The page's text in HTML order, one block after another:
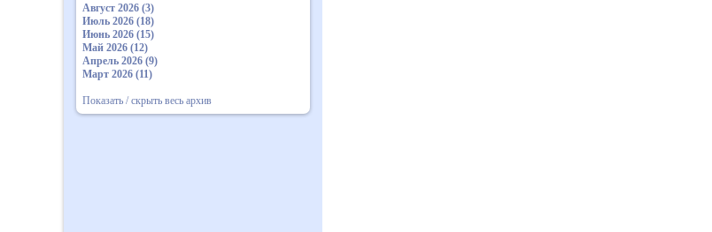
Август 2026 (3)
Июль 2026 (18)
Июнь 2026 (15)
Май 2026 (12)
Апрель 2026 (9)
Март 2026 (11)
Показать / скрыть весь архив